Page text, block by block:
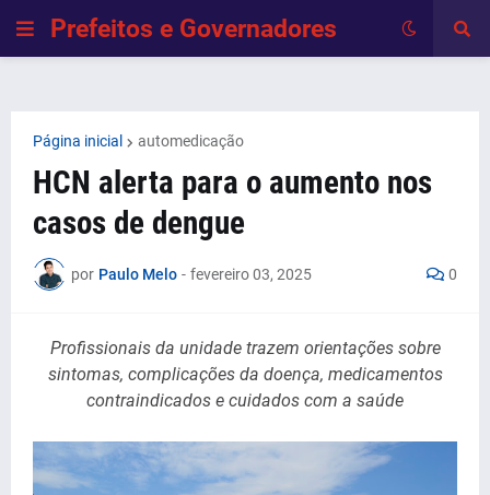
Prefeitos e Governadores
Página inicial automedicação
HCN alerta para o aumento nos
casos de dengue
por Paulo Melo - fevereiro 03, 2025 0
Profissionais da unidade trazem orientações sobre
sintomas, complicações da doença, medicamentos
contraindicados e cuidados com a saúde